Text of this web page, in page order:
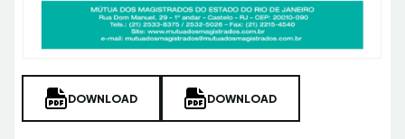
DOWNLOAD DOWNLOAD